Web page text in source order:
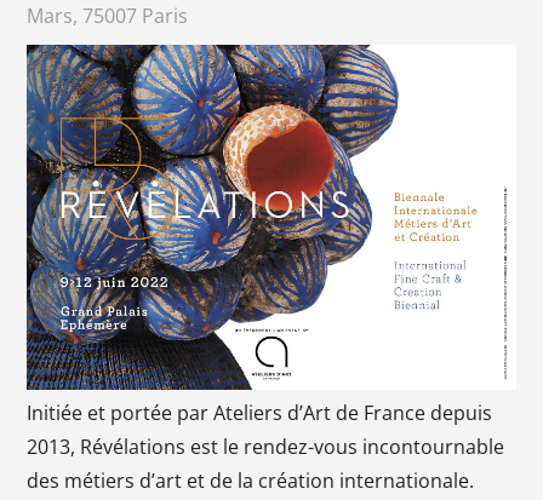
Mars, 75007 Paris
Initiée et portée par Ateliers d’Art de France depuis
2013, Révélations est le rendez-vous incontournable
des métiers d’art et de la création internationale.